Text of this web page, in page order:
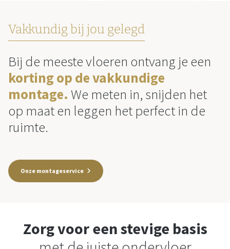
Vakkundig bij jou gelegd
Bij de meeste vloeren ontvang je een
korting op de vakkundige
montage. We meten in, snijden het
op maat en leggen het perfect in de
ruimte.
Onze montageservice
Zorg voor een stevige basis